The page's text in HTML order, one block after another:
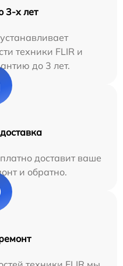
3-х лет
техники FLIR и
до 3 лет.
доставит ваше
и обратно.